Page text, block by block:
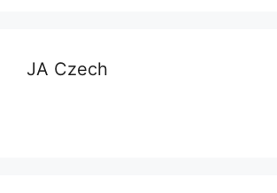
JA Czech